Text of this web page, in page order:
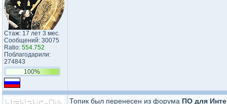
Стаж: 17 лет 3 мес.
Сообщений: 30075
Ratio: 554.752
Поблагодарили:
274843
100%
Топик был перенесен из форума ПО для